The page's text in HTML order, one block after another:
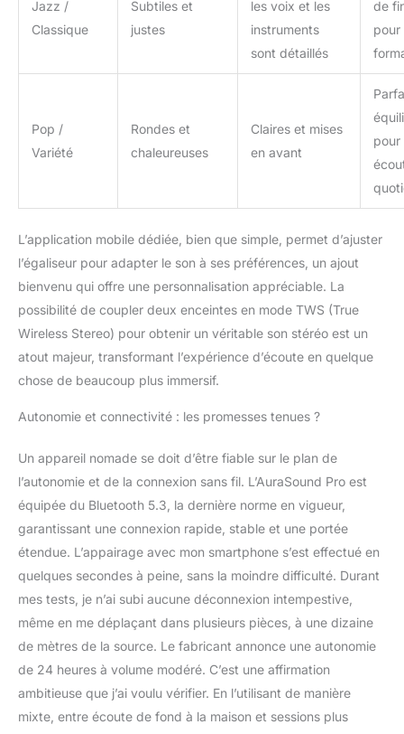
Jazz /
Classique
Subtiles et
justes
les voix et les
instruments
sont détaillés
de
pour
Pop /
Variété
Rondes et
chaleureuses
Claires et mises
en avant
pour
L’application mobile dédiée, bien que simple, permet d’ajuster
l’égaliseur pour adapter le son à ses préférences, un ajout
bienvenu qui offre une personnalisation appréciable. La
possibilité de coupler deux enceintes en mode TWS (True
Wireless Stereo) pour obtenir un véritable son stéréo est un
atout majeur, transformant l’expérience d’écoute en quelque
chose de beaucoup plus immersif.
Autonomie et connectivité : les promesses tenues ?
Un appareil nomade se doit d’être fiable sur le plan de
l’autonomie et de la connexion sans fil. L’AuraSound Pro est
équipée du Bluetooth 5.3, la dernière norme en vigueur,
garantissant une connexion rapide, stable et une portée
étendue. L’appairage avec mon smartphone s’est effectué en
quelques secondes à peine, sans la moindre difficulté. Durant
mes tests, je n’ai subi aucune déconnexion intempestive,
même en me déplaçant dans plusieurs pièces, à une dizaine
de mètres de la source. Le fabricant annonce une autonomie
de 24 heures à volume modéré. C’est une affirmation
ambitieuse que j’ai voulu vérifier. En l’utilisant de manière
mixte, entre écoute de fond à la maison et sessions plus